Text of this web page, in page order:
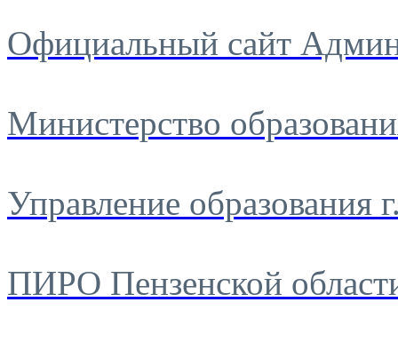
Официальный сайт
Министерство
Управление образования
ПИРО Пензенской